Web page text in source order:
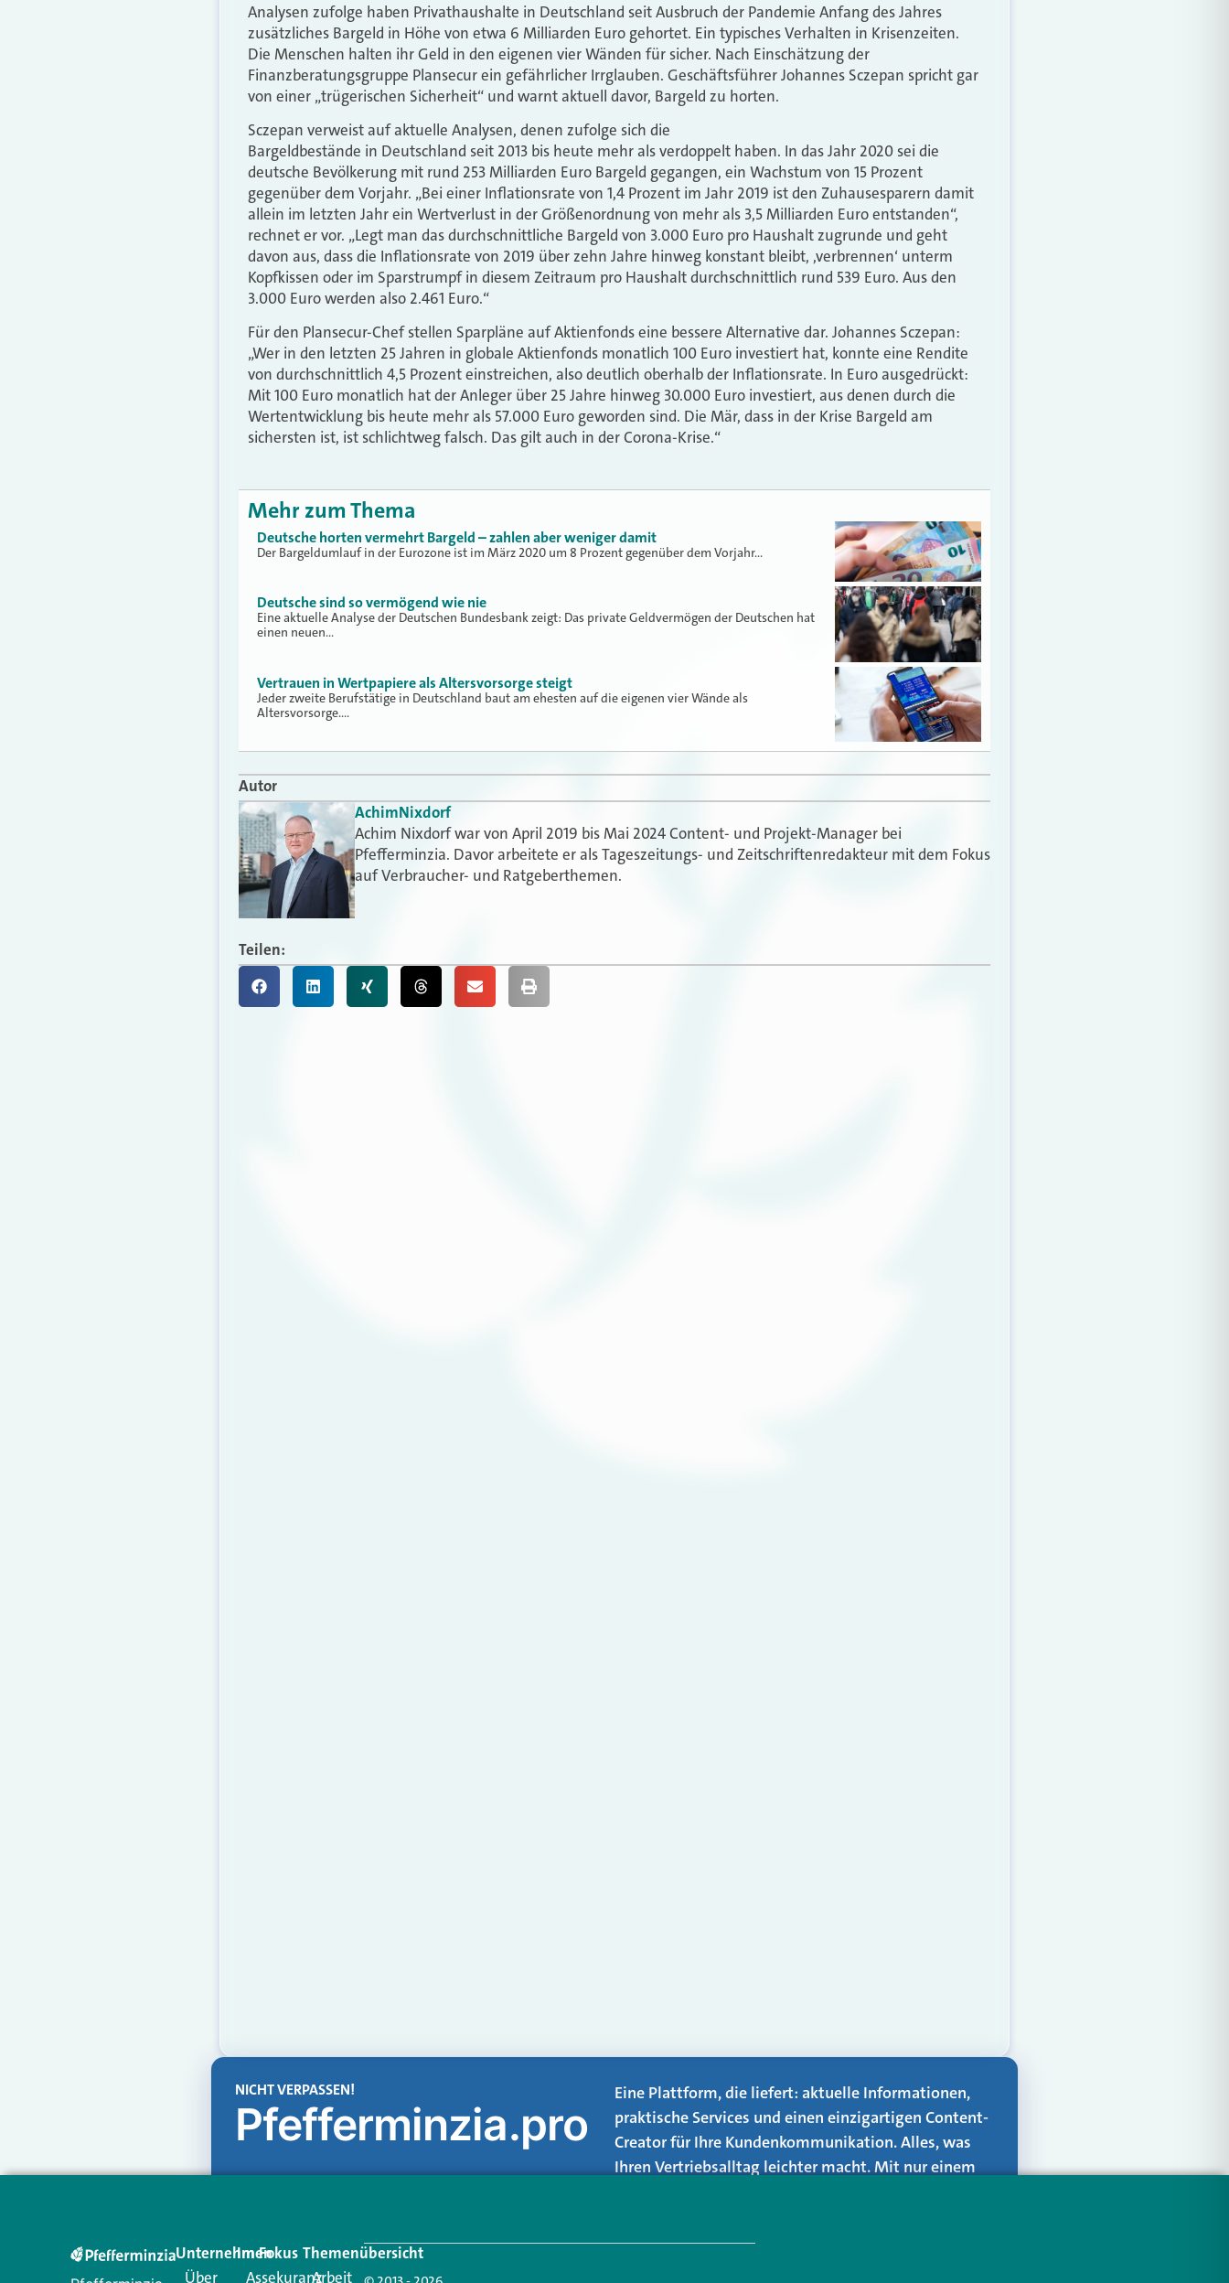
Analysen zufolge haben Privathaushalte in Deutschland seit Ausbruch der Pandemie Anfang des Jahres
zusätzliches Bargeld in Höhe von etwa 6 Milliarden Euro gehortet. Ein typisches Verhalten in Krisenzeiten.
Die Menschen halten ihr Geld in den eigenen vier Wänden für sicher. Nach Einschätzung der
Finanzberatungsgruppe Plansecur ein gefährlicher Irrglauben. Geschäftsführer Johannes Sczepan spricht gar
von einer „trügerischen Sicherheit“ und warnt aktuell davor, Bargeld zu horten.
Sczepan verweist auf aktuelle Analysen, denen zufolge sich die
Bargeldbestände in Deutschland seit 2013 bis heute mehr als verdoppelt haben. In das Jahr 2020 sei die
deutsche Bevölkerung mit rund 253 Milliarden Euro Bargeld gegangen, ein Wachstum von 15 Prozent
gegenüber dem Vorjahr. „Bei einer Inflationsrate von 1,4 Prozent im Jahr 2019 ist den Zuhausesparern damit
allein im letzten Jahr ein Wertverlust in der Größenordnung von mehr als 3,5 Milliarden Euro entstanden“,
rechnet er vor. „Legt man das durchschnittliche Bargeld von 3.000 Euro pro Haushalt zugrunde und geht
davon aus, dass die Inflationsrate von 2019 über zehn Jahre hinweg konstant bleibt, ,verbrennen‘ unterm
Kopfkissen oder im Sparstrumpf in diesem Zeitraum pro Haushalt durchschnittlich rund 539 Euro. Aus den
3.000 Euro werden also 2.461 Euro.“
Für den Plansecur-Chef stellen Sparpläne auf Aktienfonds eine bessere Alternative dar. Johannes Sczepan:
„Wer in den letzten 25 Jahren in globale Aktienfonds monatlich 100 Euro investiert hat, konnte eine Rendite
von durchschnittlich 4,5 Prozent einstreichen, also deutlich oberhalb der Inflationsrate. In Euro ausgedrückt:
Mit 100 Euro monatlich hat der Anleger über 25 Jahre hinweg 30.000 Euro investiert, aus denen durch die
Wertentwicklung bis heute mehr als 57.000 Euro geworden sind. Die Mär, dass in der Krise Bargeld am
sichersten ist, ist schlichtweg falsch. Das gilt auch in der Corona-Krise.“
Mehr zum Thema
Deutsche horten vermehrt Bargeld – zahlen aber weniger damit
Der Bargeldumlauf in der Eurozone ist im März 2020 um 8 Prozent gegenüber dem Vorjahr…
Deutsche sind so vermögend wie nie
Eine aktuelle Analyse der Deutschen Bundesbank zeigt: Das private Geldvermögen der Deutschen hat
einen neuen…
Vertrauen in Wertpapiere als Altersvorsorge steigt
Jeder zweite Berufstätige in Deutschland baut am ehesten auf die eigenen vier Wände als
Altersvorsorge.…
Autor
AchimNixdorf
Achim Nixdorf war von April 2019 bis Mai 2024 Content- und Projekt-Manager bei
Pfefferminzia. Davor arbeitete er als Tageszeitungs- und Zeitschriftenredakteur mit dem Fokus
auf Verbraucher- und Ratgeberthemen.
Teilen:
NICHT VERPASSEN!
Pfefferminzia.pro
Eine Plattform, die liefert: aktuelle Informationen,
praktische Services und einen einzigartigen Content-
Creator für Ihre Kundenkommunikation. Alles, was
Ihren Vertriebsalltag leichter macht. Mit nur einem
Unternehmen
Über
Im Fokus
Assekuranz
Themenübersicht
Arbeit